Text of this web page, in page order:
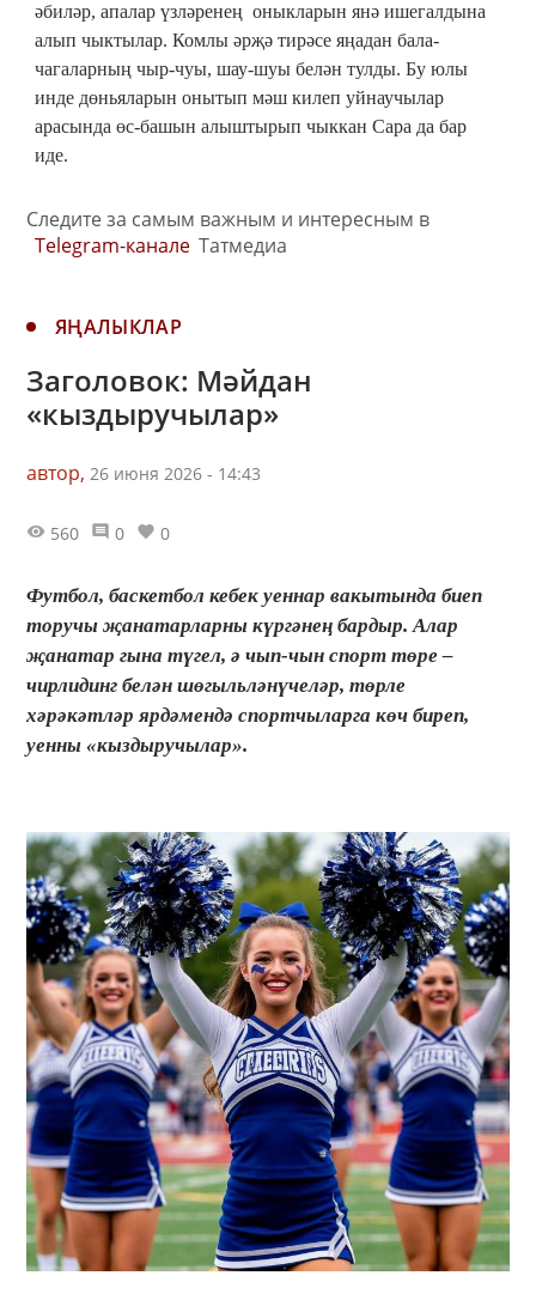
әбиләр, апалар үзләренең оныкларын янә ишегалдына
алып чыктылар. Комлы әрҗә тирәсе яңадан бала-
чагаларның чыр-чуы, шау-шуы белән тулды. Бу юлы
инде дөньяларын онытып мәш килеп уйнаучылар
арасында өс-башын алыштырып чыккан Сара да бар
иде.
Следите за самым важным и интересным в
Telegram-канале Татмедиа
ЯҢАЛЫКЛАР
Заголовок: Мәйдан
«кыздыручылар»
автор, 26 июня 2026 - 14:43
560 0 0
Футбол, баскетбол кебек уеннар вакытында биеп
торучы җанатарларны күргәнең бардыр. Алар
җанатар гына түгел, ә чып-чын спорт төре –
чирлидинг белән шөгыльләнүчеләр, төрле
хәрәкәтләр ярдәмендә спортчыларга көч биреп,
уенны «кыздыручылар».